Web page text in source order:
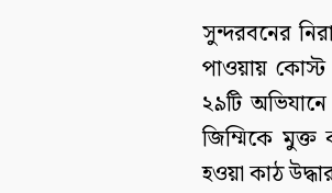
সুন্দরবনের
পাওয়ায় কোস্ট
২৯টি
জিম্মিকে মুক্ত
হওয়া কাঠ